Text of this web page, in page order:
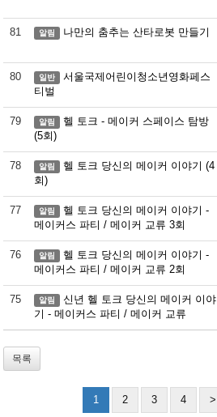
81 알림
나만의 춤추는 산타로봇 만들기
80 일반
서울국제어린이청소년영화페스
티벌
79 알림
헬 토크 - 메이커 스페이스 탐방
(5회)
78 알림
헬 토크 당신의 메이커 이야기 (4
회)
77 알림
헬 토크 당신의 메이커 이야기 -
메이커스 파티 / 메이커 교류 3회
76 알림
헬 토크 당신의 메이커 이야기 -
메이커스 파티 / 메이커 교류 2회
75 알림
신년 헬 토크 당신의 메이커 이야
기 - 메이커스 파티 / 메이커 교류
목록
1 2 3 4 >